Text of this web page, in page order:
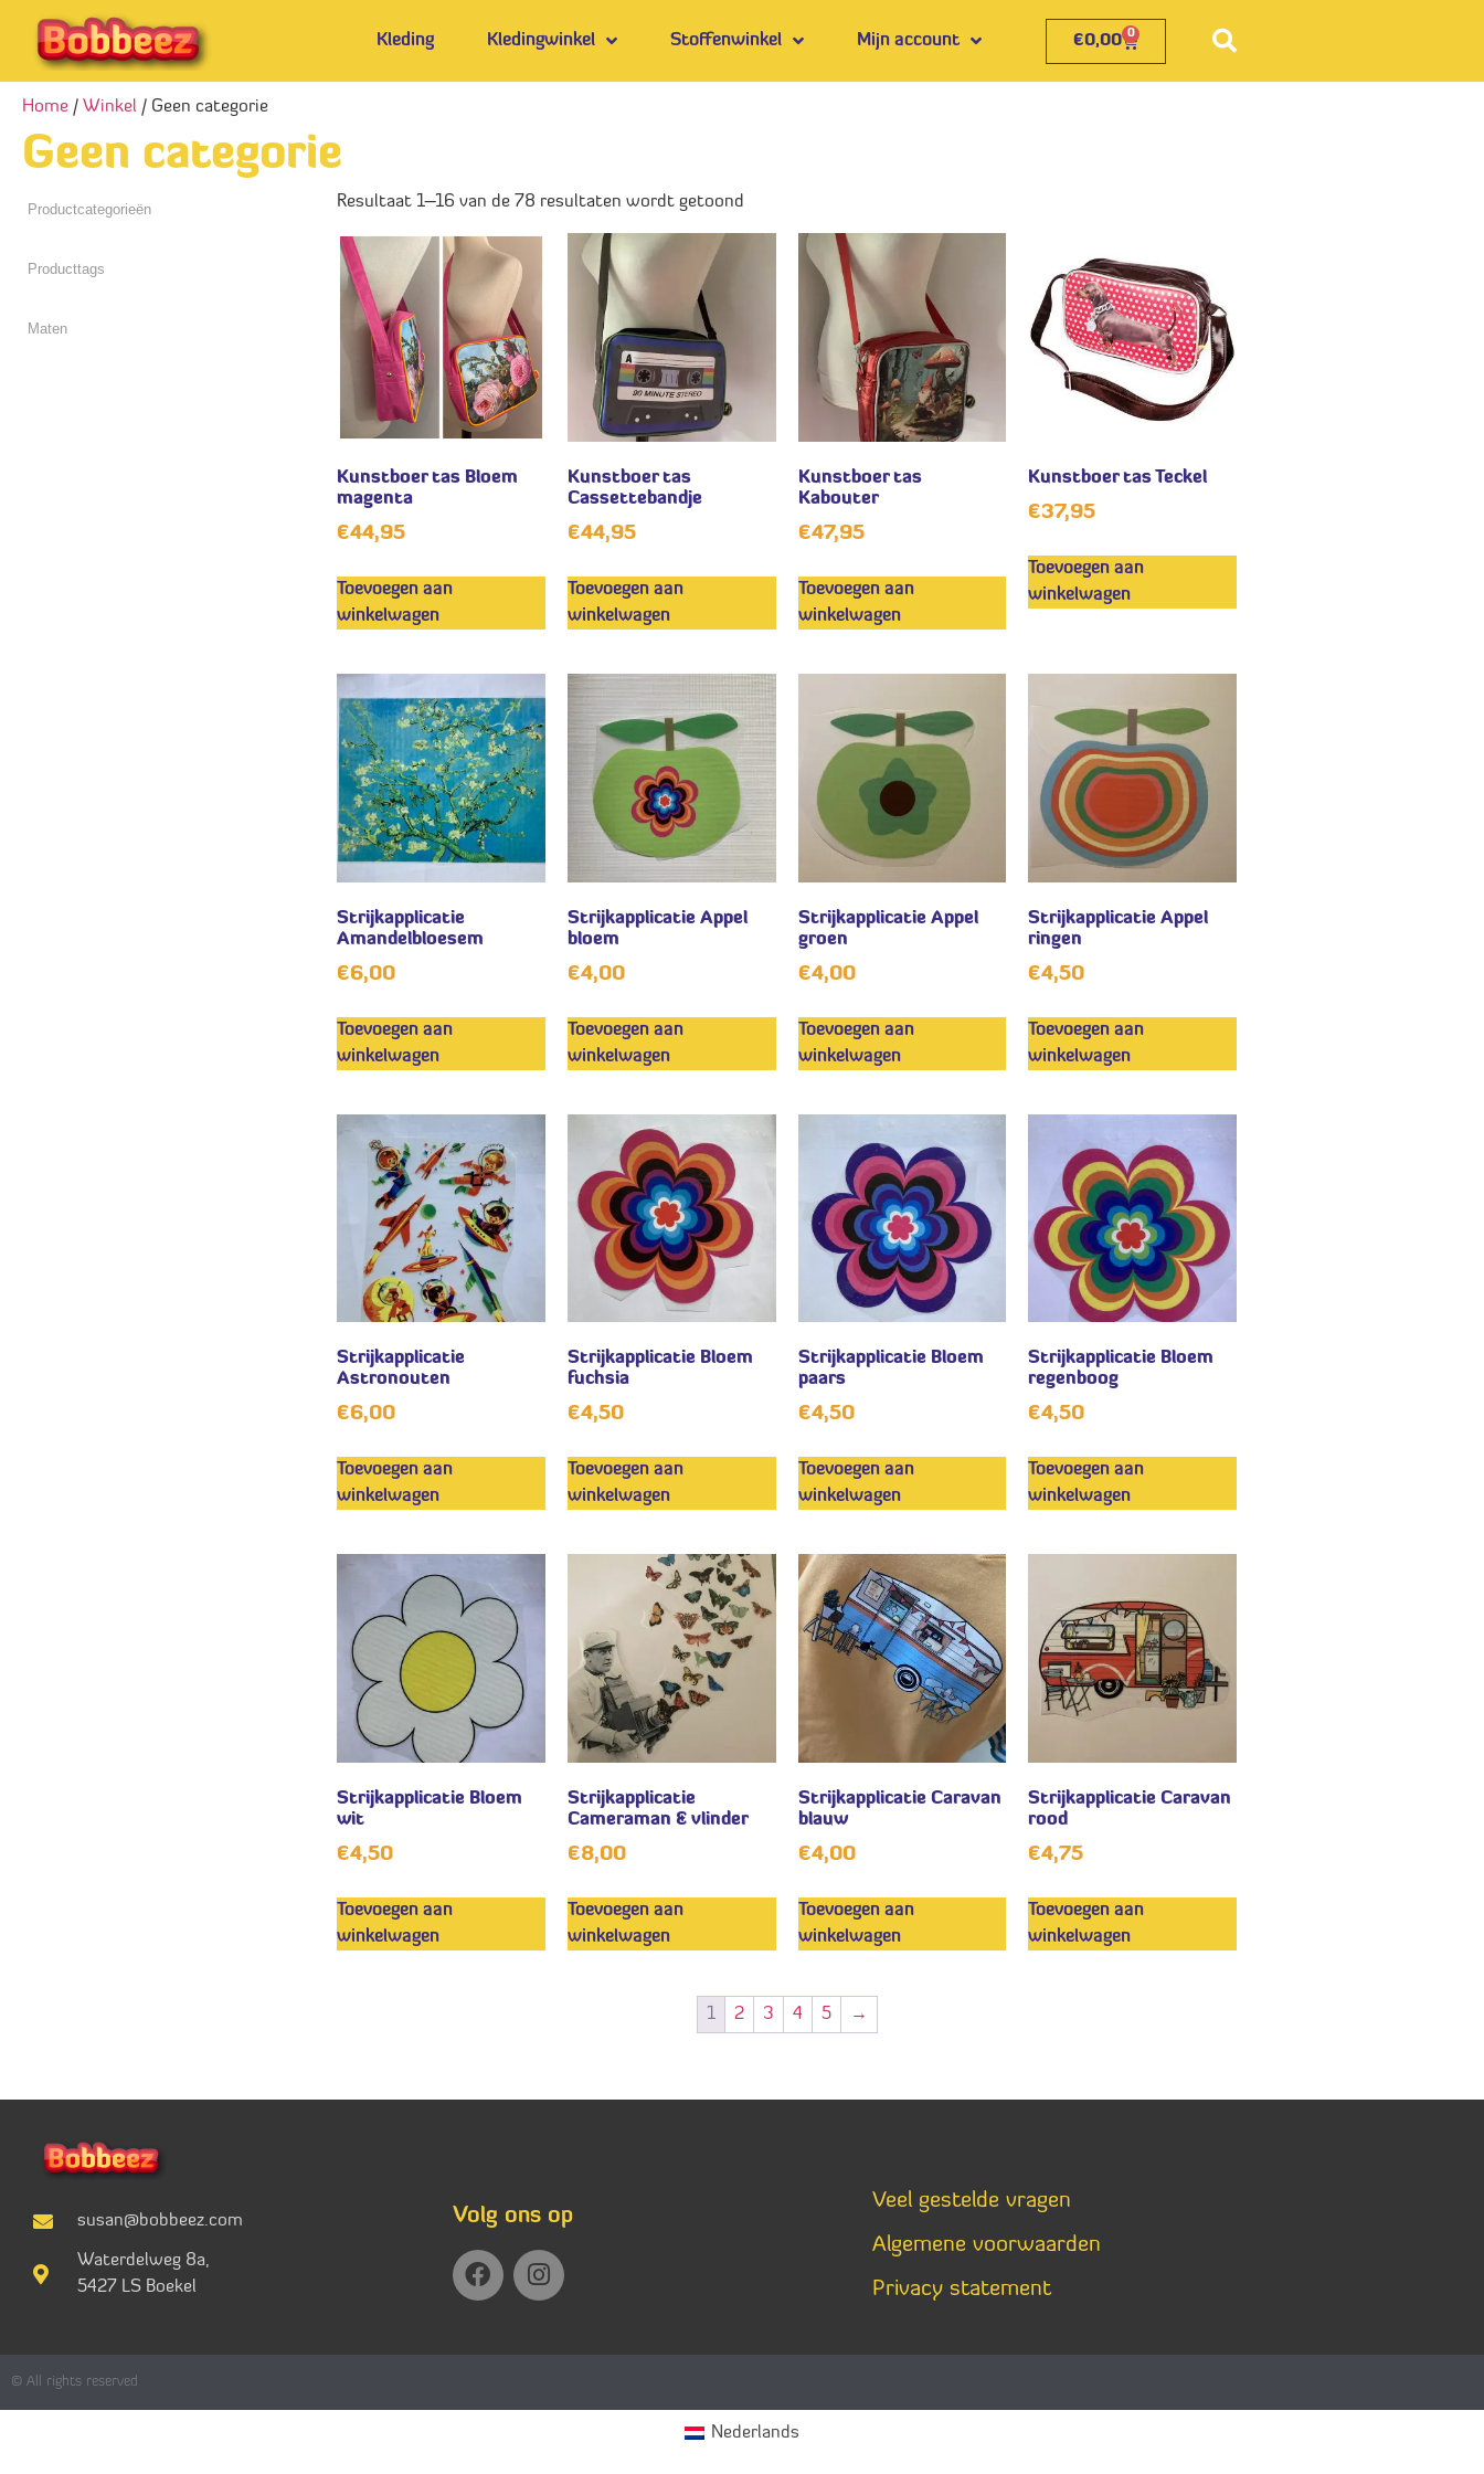
Kleding Kledingwinkel Stoffenwinkel Mijn account €0,00 0
Home / Winkel / Geen categorie
Geen categorie
Resultaat 1–16 van de 78 resultaten wordt getoond
Kunstboer tas Bloem
magenta
€44,95
Toevoegen aan
winkelwagen
Kunstboer tas
Cassettebandje
€44,95
Toevoegen aan
winkelwagen
Kunstboer tas
Kabouter
€47,95
Toevoegen aan
winkelwagen
Kunstboer tas Teckel
€37,95
Toevoegen aan
winkelwagen
Strijkapplicatie
Amandelbloesem
€6,00
Toevoegen aan
winkelwagen
Strijkapplicatie Appel
bloem
€4,00
Toevoegen aan
winkelwagen
Strijkapplicatie Appel
groen
€4,00
Toevoegen aan
winkelwagen
Strijkapplicatie Appel
ringen
€4,50
Toevoegen aan
winkelwagen
Strijkapplicatie
Astronouten
€6,00
Toevoegen aan
winkelwagen
Strijkapplicatie Bloem
fuchsia
€4,50
Toevoegen aan
winkelwagen
Strijkapplicatie Bloem
paars
€4,50
Toevoegen aan
winkelwagen
Strijkapplicatie Bloem
regenboog
€4,50
Toevoegen aan
winkelwagen
Strijkapplicatie Bloem
wit
€4,50
Toevoegen aan
winkelwagen
Strijkapplicatie
Cameraman & vlinder
€8,00
Toevoegen aan
winkelwagen
Strijkapplicatie Caravan
blauw
€4,00
Toevoegen aan
winkelwagen
Strijkapplicatie Caravan
rood
€4,75
Toevoegen aan
winkelwagen
1 2 3 4 5 →
susan@bobbeez.com
Waterdelweg 8a,
5427 LS Boekel
Volg ons op
Veel gestelde vragen
Algemene voorwaarden
Privacy statement
© All rights reserved
Nederlands